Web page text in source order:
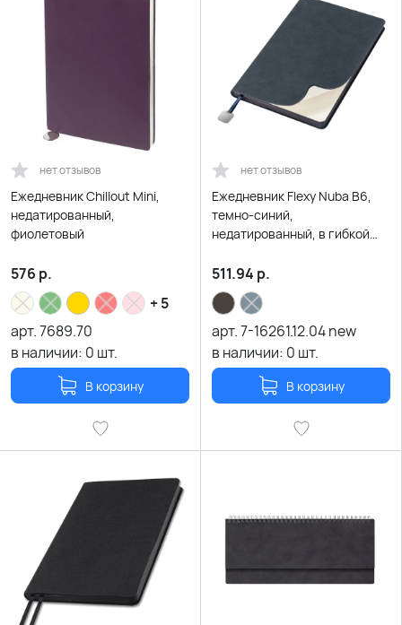
нет отзывов
Ежедневник Chillout Mini,
недатированный,
фиолетовый
576 р.
+ 5
арт.7689.70
в наличии: 0 шт.
В корзину
нет отзывов
Ежедневник Flexy Nuba B6,
темно-синий,
недатированный, в гибкой
511.94 р.
арт.7-16261.12.04 new
в наличии: 0 шт.
В корзину